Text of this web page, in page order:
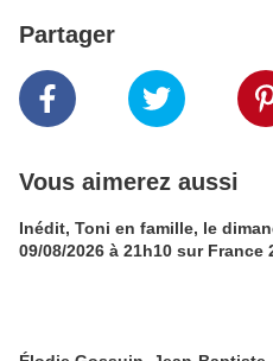
Partager
Vous aimerez aussi
Inédit, Toni en famille, le
09/08/2026 à 21h10 sur France